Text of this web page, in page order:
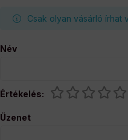
Csak olyan vásárló írhat
Név
Értékelés:
Üzenet